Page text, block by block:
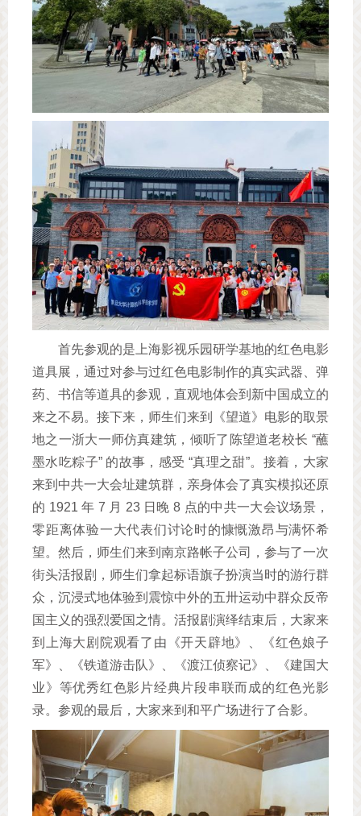
首先参观的是上海影视乐园研学基地的红色电影
道具展，通过对参与过红色电影制作的真实武器、弹
药、书信等道具的参观，直观地体会到新中国成立的
来之不易。接下来，师生们来到《望道》电影的取景
地之一浙大一师仿真建筑，倾听了陈望道老校长 “蘸
墨水吃粽子” 的故事，感受 “真理之甜”。接着，大家
来到中共一大会址建筑群，亲身体会了真实模拟还原
的 1921 年 7 月 23 日晚 8 点的中共一大会议场景，
零距离体验一大代表们讨论时的慷慨激昂与满怀希
望。然后，师生们来到南京路帐子公司，参与了一次
街头活报剧，师生们拿起标语旗子扮演当时的游行群
众，沉浸式地体验到震惊中外的五卅运动中群众反帝
国主义的强烈爱国之情。活报剧演绎结束后，大家来
到上海大剧院观看了由《开天辟地》、《红色娘子
军》、《铁道游击队》、《渡江侦察记》、《建国大
业》等优秀红色影片经典片段串联而成的红色光影
录。参观的最后，大家来到和平广场进行了合影。